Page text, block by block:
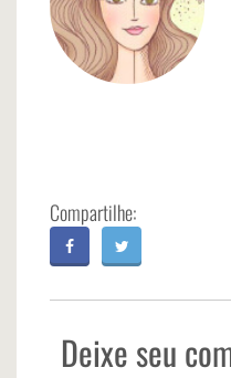
Deixe seu